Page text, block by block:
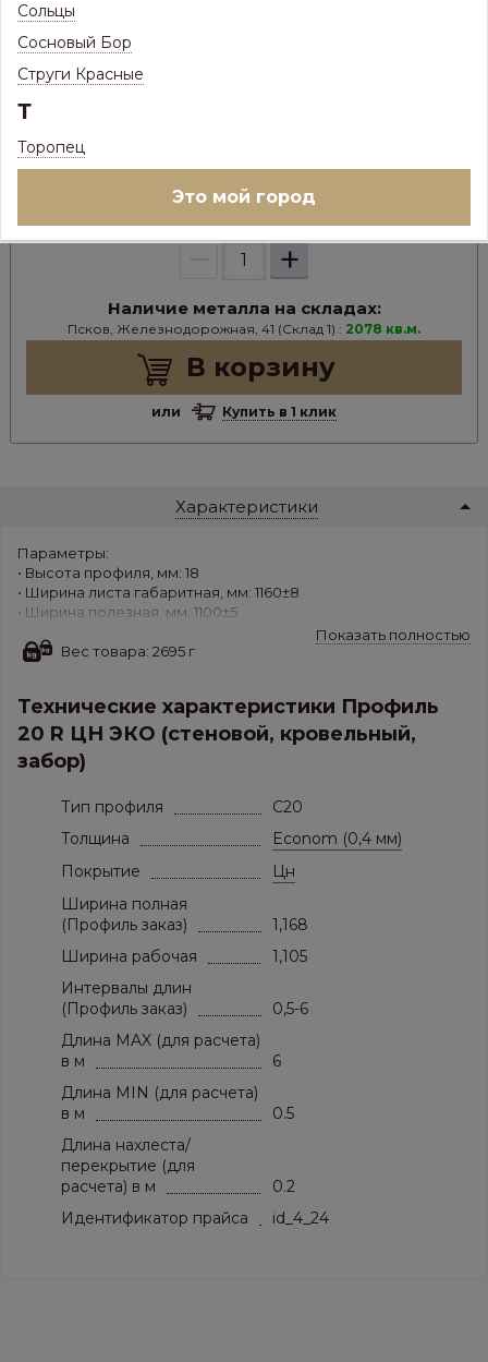
В НАЛИЧИИ
Ед.изм:кв.м.
– +
Наличие металла на складах:
Псков, Железнодорожная, 41 (Склад 1) : 2078 кв.м.
В корзину
или Купить в 1 клик
Характеристики
Параметры:
• Высота профиля, мм: 18
• Ширина листа габаритная, мм: 1160±8
• Ширина полезная, мм: 1100±5
• Вес 1 м.кв.,кг/м.кв.: 2,695
Применение: стены, потолки, перегородки, заборы,
скатные кровли.
Показать полностью
Вес товара: 2695 г
Технические характеристики Профиль
20 R ЦН ЭКО (стеновой, кровельный,
забор)
Тип профиля
C20
Толщина
Econom (0,4 мм)
Покрытие
Цн
Ширина полная
(Профиль заказ)
1,168
Ширина рабочая
1,105
Интервалы длин
(Профиль заказ)
0,5-6
Длина MAX (для расчета)
в м
6
Длина MIN (для расчета)
в м
0.5
Длина нахлеста/
перекрытие (для
расчета) в м
0.2
Идентификатор прайса
id_4_24
Сольцы
Сосновый Бор
Струги Красные
Т
Торопец
Это мой город